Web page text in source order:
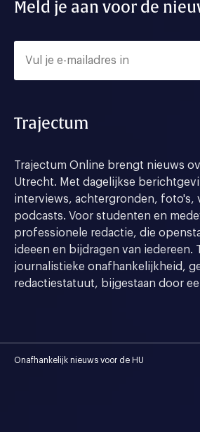
Meld je aan voor de
Trajectum
Trajectum Online brengt nieuws
Utrecht. Met dagelijkse
interviews, achtergronden, foto's,
podcasts. Voor studenten en
professionele redactie, die
ideeen en bijdragen van iedereen.
journalistieke onafhankelijkheid,
redactiestatuut, bijgestaan door
Onafhankelijk nieuws voor de HU